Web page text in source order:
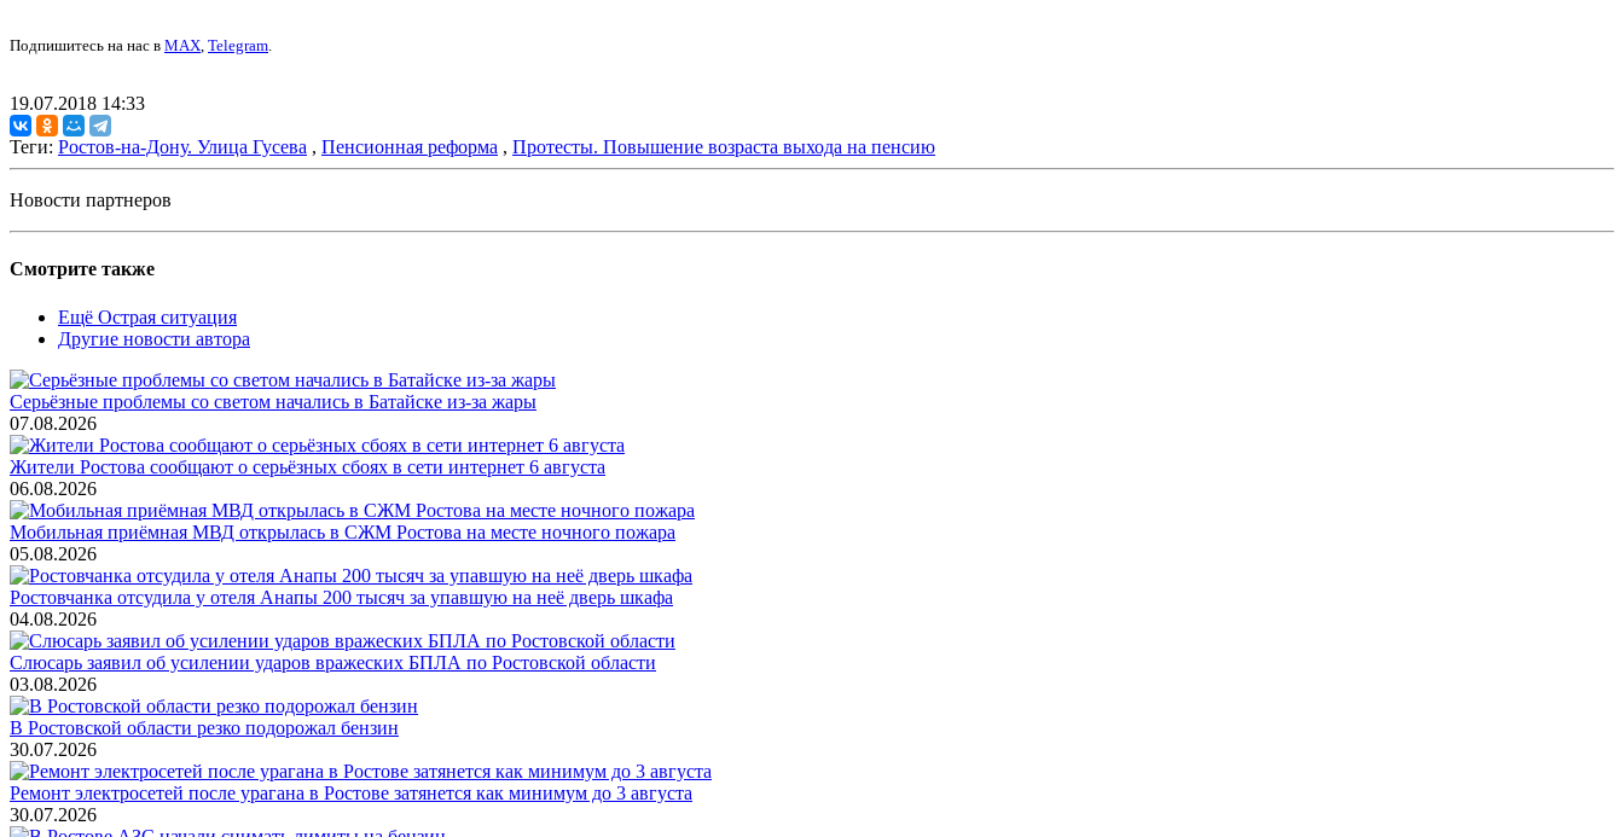
Подпишитесь на нас в MAX, Telegram.
19.07.2018 14:33
Теги: Ростов-на-Дону. Улица Гусева , Пенсионная реформа , Протесты. Повышение возраста выхода на пенсию
Новости партнеров
Смотрите также
Ещё Острая ситуация
Другие новости автора
Серьёзные проблемы со светом начались в Батайске из-за жары
07.08.2026
Жители Ростова сообщают о серьёзных сбоях в сети интернет 6 августа
06.08.2026
Мобильная приёмная МВД открылась в СЖМ Ростова на месте ночного пожара
05.08.2026
Ростовчанка отсудила у отеля Анапы 200 тысяч за упавшую на неё дверь шкафа
04.08.2026
Слюсарь заявил об усилении ударов вражеских БПЛА по Ростовской области
03.08.2026
В Ростовской области резко подорожал бензин
30.07.2026
Ремонт электросетей после урагана в Ростове затянется как минимум до 3 августа
30.07.2026